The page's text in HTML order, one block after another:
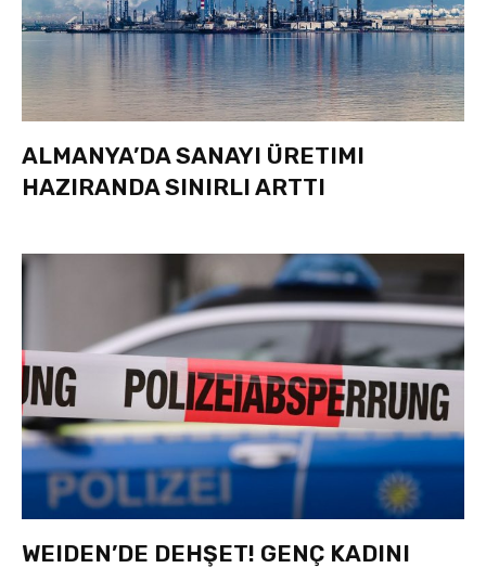
ALMANYA’DA SANAYI ÜRETIMI
HAZIRANDA SINIRLI ARTTI
WEIDEN’DE DEHŞET! GENÇ KADINI